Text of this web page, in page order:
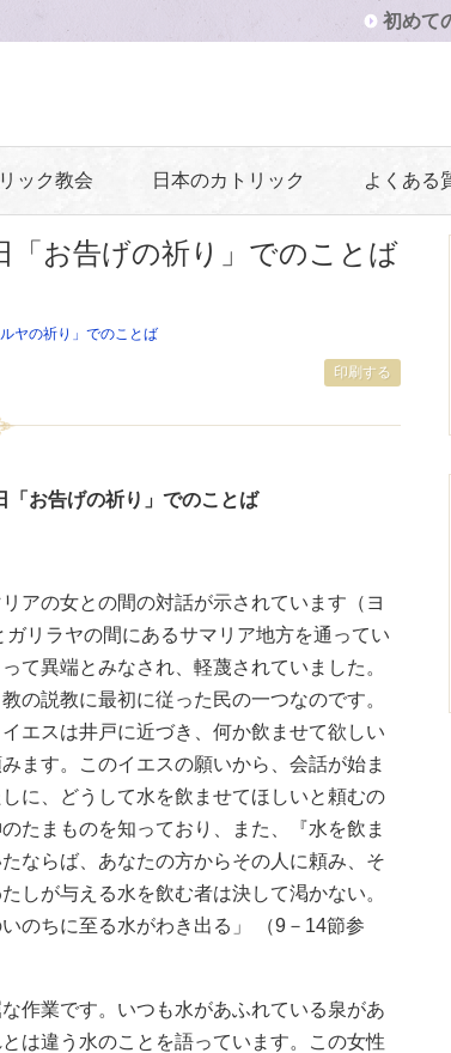
初めて
ック教会 日本のカトリック よくある
「お告げの祈り」でのことば
印刷する
ヤの祈り」でのことば
「お告げの祈り」でのことば
アの女との間の対話が示されています（ヨ
リラヤの間にあるサマリア地方を通ってい
て異端とみなされ、軽蔑されていました。
の説教に最初に従った民の一つなのです。
エスは井戸に近づき、何か飲ませて欲しい
ます。このイエスの願いから、会話が始ま
に、どうして水を飲ませてほしいと頼むの
たまものを知っており、また、『水を飲ま
ならば、あなたの方からその人に頼み、そ
しが与える水を飲む者は決して渇かない。
のちに至る水がわき出る」 （9－14節参
作業です。いつも水があふれている泉があ
は違う水のことを語っています。この女性